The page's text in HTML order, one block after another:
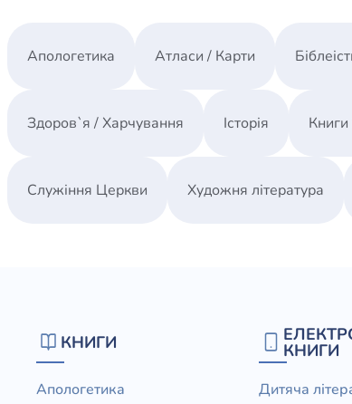
Апологетика Атласи / Карти
Здоров`я / Харчування Історія
Служіння Церкви Художня література
КНИГИ
Апологетика
КНИГИ
Дитяча